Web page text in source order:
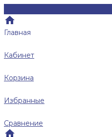
Главная
Кабинет
Корзина
Избранные
Сравнение